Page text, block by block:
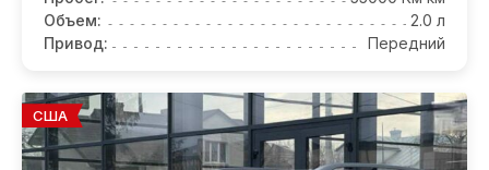
Объем:
2.0 л
Привод:
Передний
США